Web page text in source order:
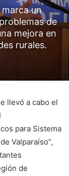
un
de
mejora en
rurales.
llevó a cabo el
para Sistema
Valparaíso”,
de